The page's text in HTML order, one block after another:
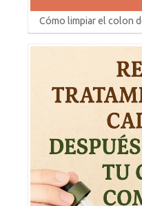
Cómo limpiar el colon